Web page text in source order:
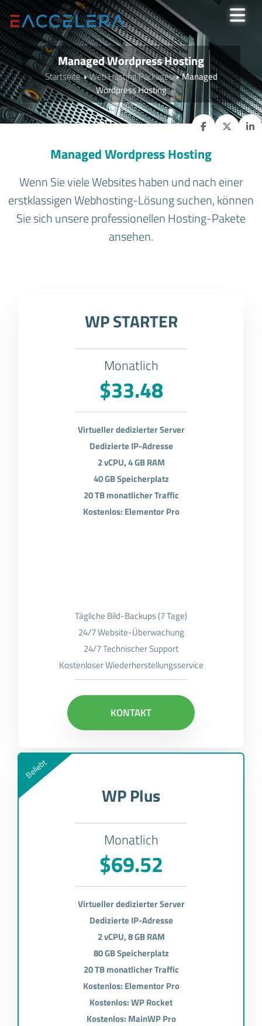
Managed Wordpress Hosting
Startseite Web Hosting Packages
Managed
Wordpress Hosting
Managed Wordpress Hosting
Wenn Sie viele Websites haben und nach einer
erstklassigen Webhosting-Lösung suchen, können
Sie sich unsere professionellen Hosting-Pakete
ansehen.
WP STARTER
Monatlich
$33.48
Virtueller dedizierter Server
Dedizierte IP-Adresse
2 vCPU, 4 GB RAM
40 GB Speicherplatz
20 TB monatlicher Traffic
Kostenlos: Elementor Pro
Tägliche Bild-Backups (7 Tage)
24/7 Website-Überwachung
24/7 Technischer Support
Kostenloser Wiederherstellungsservice
KONTAKT
Beliebt
WP Plus
Monatlich
$69.52
Virtueller dedizierter Server
Dedizierte IP-Adresse
2 vCPU, 8 GB RAM
80 GB Speicherplatz
20 TB monatlicher Traffic
Kostenlos: Elementor Pro
Kostenlos: WP Rocket
Kostenlos: MainWP Pro